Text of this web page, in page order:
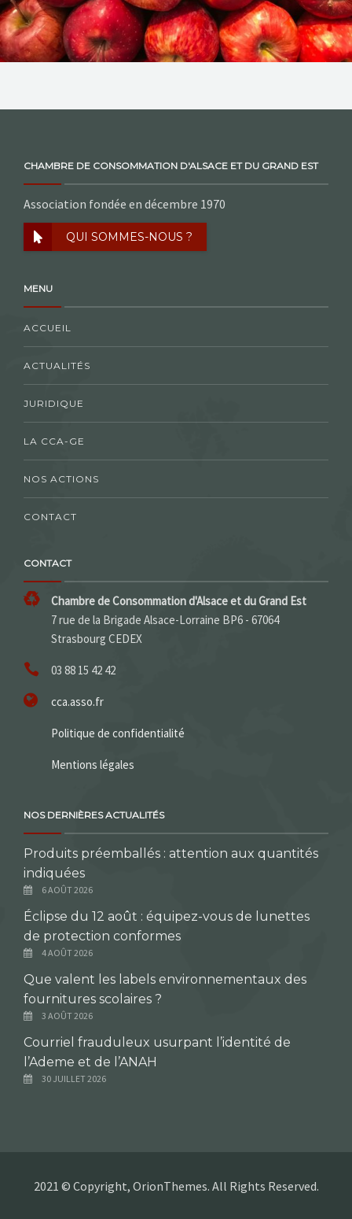
CHAMBRE DE CONSOMMATION D'ALSACE ET DU GRAND EST
Association fondée en décembre 1970
QUI SOMMES-NOUS ?
MENU
ACCUEIL
ACTUALITÉS
JURIDIQUE
LA CCA-GE
NOS ACTIONS
CONTACT
CONTACT
Chambre de Consommation d'Alsace et du Grand Est
7 rue de la Brigade Alsace-Lorraine BP6 - 67064
Strasbourg CEDEX
03 88 15 42 42
cca.asso.fr
Politique de confidentialité
Mentions légales
NOS DERNIÈRES ACTUALITÉS
Produits préemballés : attention aux quantités
indiquées
6 AOÛT 2026
Éclipse du 12 août : équipez-vous de lunettes
de protection conformes
4 AOÛT 2026
Que valent les labels environnementaux des
fournitures scolaires ?
3 AOÛT 2026
Courriel frauduleux usurpant l’identité de
l’Ademe et de l’ANAH
30 JUILLET 2026
2021 © Copyright, OrionThemes. All Rights Reserved.